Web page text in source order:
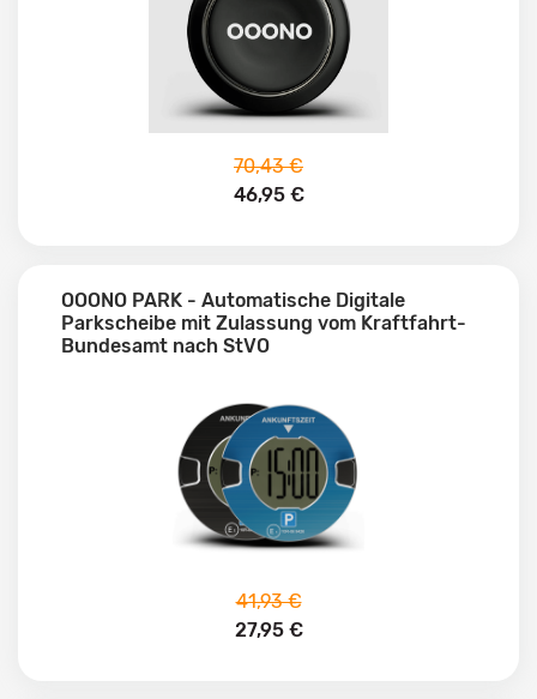
70,43 €
46,95 €
OOONO PARK - Automatische Digitale
Parkscheibe mit Zulassung vom Kraftfahrt-
Bundesamt nach StVO
41,93 €
27,95 €